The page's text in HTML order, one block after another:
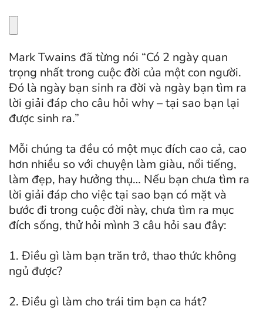
Mark Twains đã từng nói “Có 2 ngày quan
trọng nhất trong cuộc đời của một con người.
Đó là ngày bạn sinh ra đời và ngày bạn tìm ra
lời giải đáp cho câu hỏi why – tại sao bạn lại
được sinh ra.”
Mỗi chúng ta đều có một mục đích cao cả, cao
hơn nhiều so với chuyện làm giàu, nổi tiếng,
làm đẹp, hay hưởng thụ… Nếu bạn chưa tìm ra
lời giải đáp cho việc tại sao bạn có mặt và
bước đi trong cuộc đời này, chưa tìm ra mục
đích sống, thử hỏi mình 3 câu hỏi sau đây:
1. Điều gì làm bạn trăn trở, thao thức không
ngủ được?
2. Điều gì làm cho trái tim bạn ca hát?